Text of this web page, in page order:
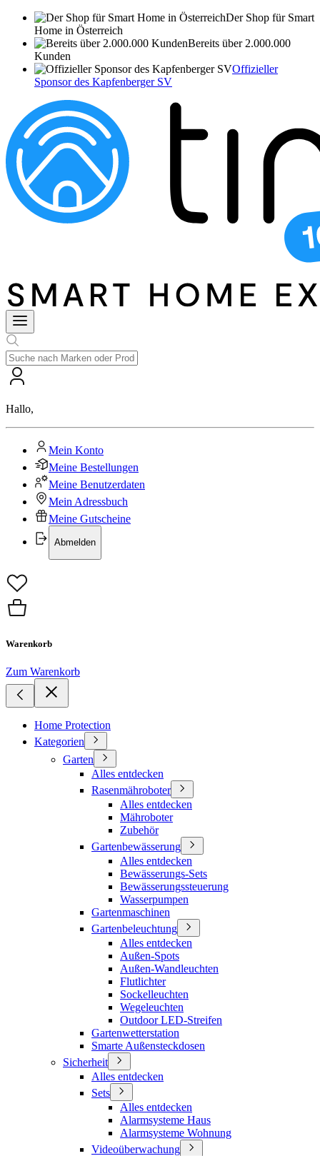
Der Shop für Smart
Home in Österreich
Bereits über 2.000.000
Kunden
Offizieller
Sponsor des Kapfenberger SV
Hallo,
Mein Konto
Meine Bestellungen
Meine Benutzerdaten
Mein Adressbuch
Meine Gutscheine
Abmelden
Warenkorb
Zum Warenkorb
Home Protection
Kategorien
Garten
Alles entdecken
Rasenmähroboter
Alles entdecken
Mähroboter
Zubehör
Gartenbewässerung
Alles entdecken
Bewässerungs-Sets
Bewässerungssteuerung
Wasserpumpen
Gartenmaschinen
Gartenbeleuchtung
Alles entdecken
Außen-Spots
Außen-Wandleuchten
Flutlichter
Sockelleuchten
Wegeleuchten
Outdoor LED-Streifen
Gartenwetterstation
Smarte Außensteckdosen
Sicherheit
Alles entdecken
Sets
Alles entdecken
Alarmsysteme Haus
Alarmsysteme Wohnung
Videoüberwachung